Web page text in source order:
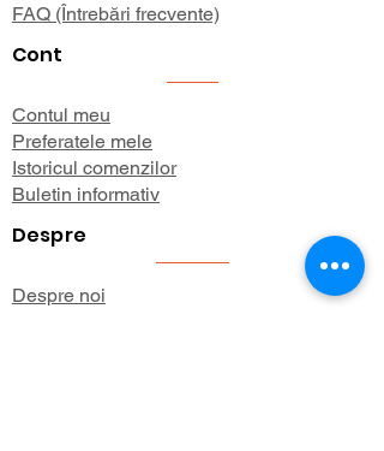
FAQ (Întrebări frecvente)
Cont
Contul meu
Preferatele mele
Istoricul comenzilor
Buletin informativ
Despre
Despre noi